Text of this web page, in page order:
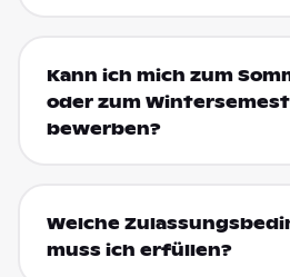
Kann ich mich zum
oder zum
bewerben?
Welche
muss ich erfüllen?